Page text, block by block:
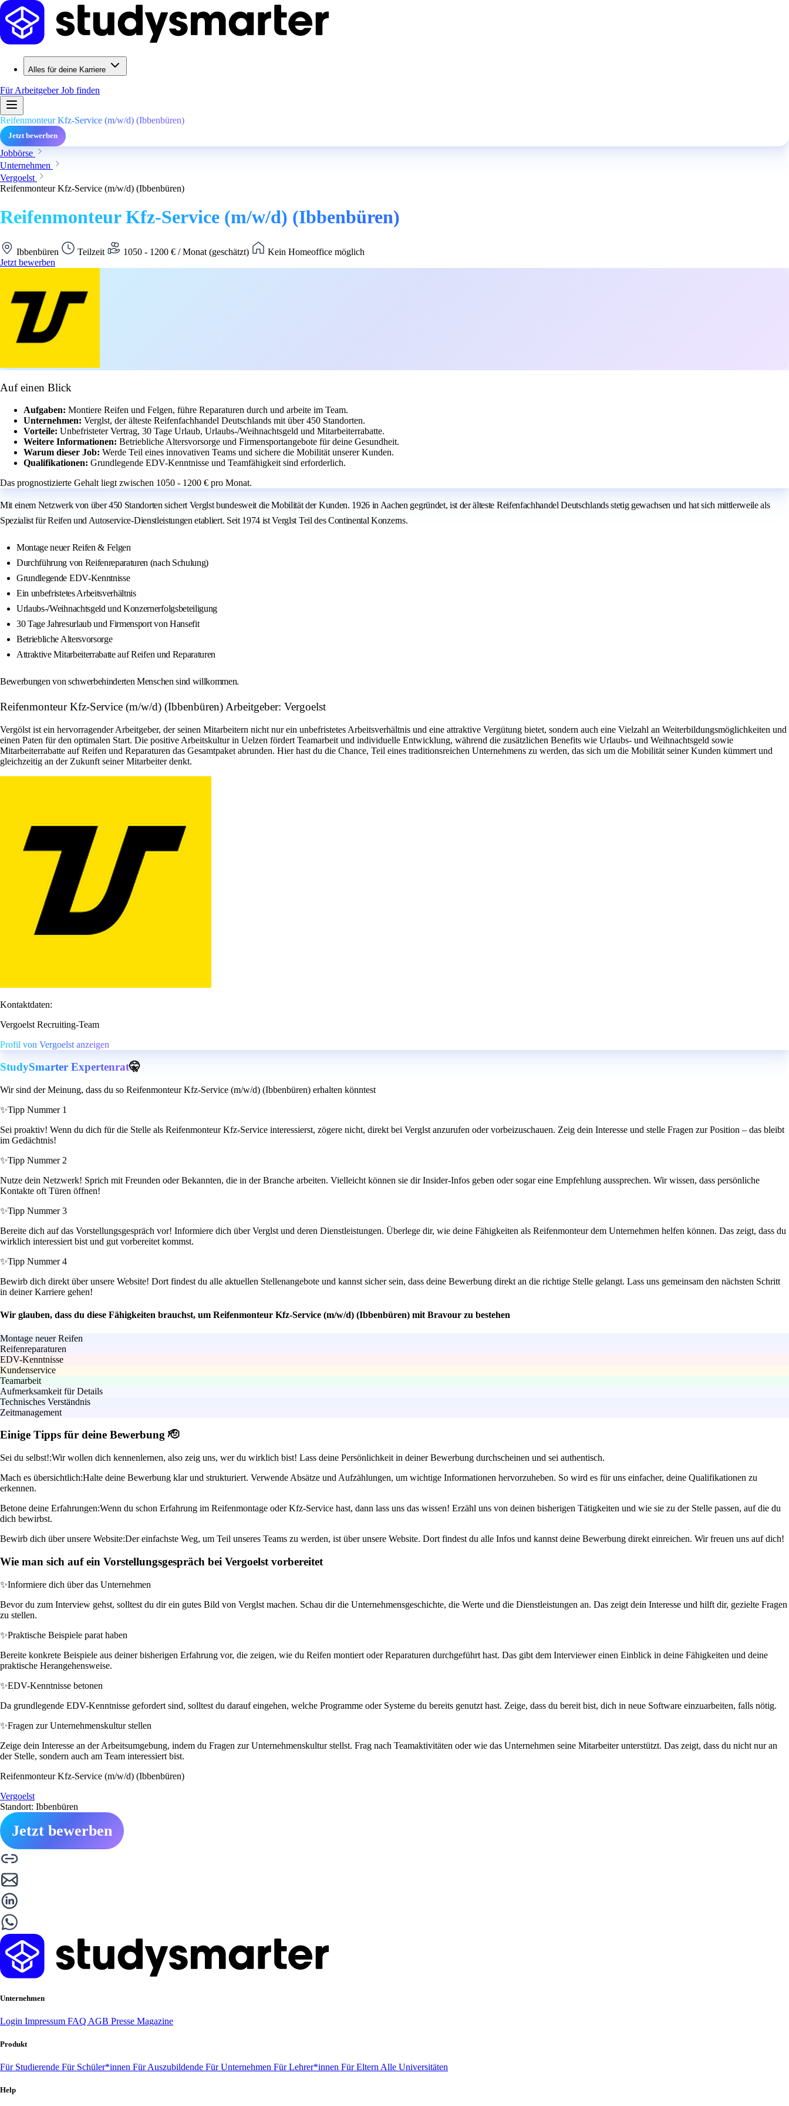
Alles für deine Karriere
Für ArbeitgeberJob finden
Reifenmonteur Kfz-Service (m/w/d) (Ibbenbüren)
Jetzt bewerben
Jobbörse
Unternehmen
Vergoelst
Reifenmonteur Kfz-Service (m/w/d) (Ibbenbüren)
Reifenmonteur Kfz-Service (m/w/d) (Ibbenbüren)
Ibbenbüren Teilzeit 1050 - 1200 € / Monat (geschätzt)
Kein Homeoffice möglich
Jetzt bewerben
Auf einen Blick
Aufgaben: Montiere Reifen und Felgen, führe Reparaturen durch und arbeite im Team.
Unternehmen: Verglst, der älteste Reifenfachhandel Deutschlands mit über 450 Standorten.
Vorteile: Unbefristeter Vertrag, 30 Tage Urlaub, Urlaubs-/Weihnachtsgeld und Mitarbeiterrabatte.
Weitere Informationen: Betriebliche Altersvorsorge und Firmensportangebote für deine Gesundheit.
Warum dieser Job: Werde Teil eines innovativen Teams und sichere die Mobilität unserer Kunden.
Qualifikationen: Grundlegende EDV-Kenntnisse und Teamfähigkeit sind erforderlich.
Das prognostizierte Gehalt liegt zwischen 1050 - 1200 € pro Monat.
Mit einem Netzwerk von über 450 Standorten sichert Verglst bundesweit die Mobilität der Kunden. 1926 in Aachen gegründet, ist der älteste Reifenfachhandel Deutschlands stetig gewachsen und hat sich mittlerweile als
Spezialist für Reifen und Autoservice-Dienstleistungen etabliert. Seit 1974 ist Verglst Teil des Continental Konzerns.
Montage neuer Reifen & Felgen
Durchführung von Reifenreparaturen (nach Schulung)
Grundlegende EDV-Kenntnisse
Ein unbefristetes Arbeitsverhältnis
Urlaubs-/Weihnachtsgeld und Konzernerfolgsbeteiligung
30 Tage Jahresurlaub und Firmensport von Hansefit
Betriebliche Altersvorsorge
Attraktive Mitarbeiterrabatte auf Reifen und Reparaturen
Bewerbungen von schwerbehinderten Menschen sind willkommen.
Reifenmonteur Kfz-Service (m/w/d) (Ibbenbüren) Arbeitgeber: Vergoelst
Vergölst ist ein hervorragender Arbeitgeber, der seinen Mitarbeitern nicht nur ein unbefristetes Arbeitsverhältnis und eine attraktive Vergütung bietet, sondern auch eine Vielzahl an Weiterbildungsmöglichkeiten und
einen Paten für den optimalen Start. Die positive Arbeitskultur in Uelzen fördert Teamarbeit und individuelle Entwicklung, während die zusätzlichen Benefits wie Urlaubs- und Weihnachtsgeld sowie
Mitarbeiterrabatte auf Reifen und Reparaturen das Gesamtpaket abrunden. Hier hast du die Chance, Teil eines traditionsreichen Unternehmens zu werden, das sich um die Mobilität seiner Kunden kümmert und
gleichzeitig an der Zukunft seiner Mitarbeiter denkt.
Kontaktdaten:
Vergoelst Recruiting-Team
Profil von Vergoelst anzeigen
StudySmarter Expertenrat🤫
Wir sind der Meinung, dass du so Reifenmonteur Kfz-Service (m/w/d) (Ibbenbüren) erhalten könntest
✨Tipp Nummer 1
Sei proaktiv! Wenn du dich für die Stelle als Reifenmonteur Kfz-Service interessierst, zögere nicht, direkt bei Verglst anzurufen oder vorbeizuschauen. Zeig dein Interesse und stelle Fragen zur Position – das bleibt
im Gedächtnis!
✨Tipp Nummer 2
Nutze dein Netzwerk! Sprich mit Freunden oder Bekannten, die in der Branche arbeiten. Vielleicht können sie dir Insider-Infos geben oder sogar eine Empfehlung aussprechen. Wir wissen, dass persönliche
Kontakte oft Türen öffnen!
✨Tipp Nummer 3
Bereite dich auf das Vorstellungsgespräch vor! Informiere dich über Verglst und deren Dienstleistungen. Überlege dir, wie deine Fähigkeiten als Reifenmonteur dem Unternehmen helfen können. Das zeigt, dass du
wirklich interessiert bist und gut vorbereitet kommst.
✨Tipp Nummer 4
Bewirb dich direkt über unsere Website! Dort findest du alle aktuellen Stellenangebote und kannst sicher sein, dass deine Bewerbung direkt an die richtige Stelle gelangt. Lass uns gemeinsam den nächsten Schritt
in deiner Karriere gehen!
Wir glauben, dass du diese Fähigkeiten brauchst, um Reifenmonteur Kfz-Service (m/w/d) (Ibbenbüren) mit Bravour zu bestehen
Montage neuer Reifen
Reifenreparaturen
EDV-Kenntnisse
Kundenservice
Teamarbeit
Aufmerksamkeit für Details
Technisches Verständnis
Zeitmanagement
Einige Tipps für deine Bewerbung 🫡
Sei du selbst!:Wir wollen dich kennenlernen, also zeig uns, wer du wirklich bist! Lass deine Persönlichkeit in deiner Bewerbung durchscheinen und sei authentisch.
Mach es übersichtlich:Halte deine Bewerbung klar und strukturiert. Verwende Absätze und Aufzählungen, um wichtige Informationen hervorzuheben. So wird es für uns einfacher, deine Qualifikationen zu
erkennen.
Betone deine Erfahrungen:Wenn du schon Erfahrung im Reifenmontage oder Kfz-Service hast, dann lass uns das wissen! Erzähl uns von deinen bisherigen Tätigkeiten und wie sie zu der Stelle passen, auf die du
dich bewirbst.
Bewirb dich über unsere Website:Der einfachste Weg, um Teil unseres Teams zu werden, ist über unsere Website. Dort findest du alle Infos und kannst deine Bewerbung direkt einreichen. Wir freuen uns auf dich!
Wie man sich auf ein Vorstellungsgespräch bei Vergoelst vorbereitet
✨Informiere dich über das Unternehmen
Bevor du zum Interview gehst, solltest du dir ein gutes Bild von Verglst machen. Schau dir die Unternehmensgeschichte, die Werte und die Dienstleistungen an. Das zeigt dein Interesse und hilft dir, gezielte Fragen
zu stellen.
✨Praktische Beispiele parat haben
Bereite konkrete Beispiele aus deiner bisherigen Erfahrung vor, die zeigen, wie du Reifen montiert oder Reparaturen durchgeführt hast. Das gibt dem Interviewer einen Einblick in deine Fähigkeiten und deine
praktische Herangehensweise.
✨EDV-Kenntnisse betonen
Da grundlegende EDV-Kenntnisse gefordert sind, solltest du darauf eingehen, welche Programme oder Systeme du bereits genutzt hast. Zeige, dass du bereit bist, dich in neue Software einzuarbeiten, falls nötig.
✨Fragen zur Unternehmenskultur stellen
Zeige dein Interesse an der Arbeitsumgebung, indem du Fragen zur Unternehmenskultur stellst. Frag nach Teamaktivitäten oder wie das Unternehmen seine Mitarbeiter unterstützt. Das zeigt, dass du nicht nur an
der Stelle, sondern auch am Team interessiert bist.
Reifenmonteur Kfz-Service (m/w/d) (Ibbenbüren)
Vergoelst
Standort: Ibbenbüren
Jetzt bewerben
Unternehmen
Login Impressum FAQ AGB Presse Magazine
Produkt
Für Studierende Für Schüler*innen Für Auszubildende Für Unternehmen Für Lehrer*innen Für Eltern Alle Universitäten
Help